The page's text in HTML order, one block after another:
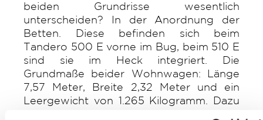
beiden Grundrisse wesentlich
unterscheiden? In der Anordnung der
Betten. Diese befinden sich beim
Tandero 500 E vorne im Bug, beim 510 E
sind sie im Heck integriert. Die
Grundmaße beider Wohnwagen: Länge
7,57 Meter, Breite 2,32 Meter und ein
Leergewicht von 1.265 Kilogramm. Dazu